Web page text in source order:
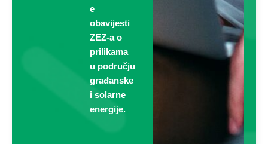
e
obavijesti
ZEZ-a o
prilikama
u području
građanske
i solarne
energije.